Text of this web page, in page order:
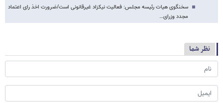
سخنگوی هیات رئیسه مجلس: فعالیت نیکزاد غیرقانونی است/ضرورت اخذ رای اعتماد
مجدد وزرای…
نظر شما